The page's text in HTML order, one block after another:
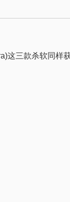
这三款杀软同样